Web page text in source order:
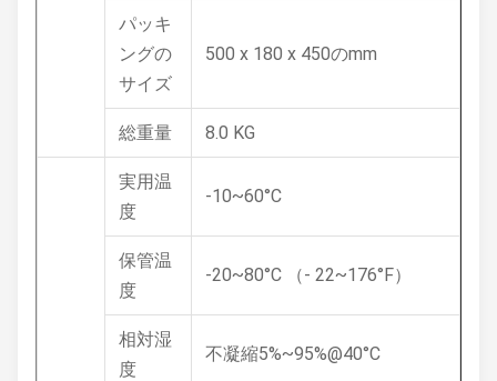
パッキ
ングの
サイズ
500 x 180 x 450のmm
総重量 8.0 KG
実用温
度
-10~60°C
保管温
度
-20~80°C （- 22~176°F）
相対湿
度
不凝縮5%~95%@40°C